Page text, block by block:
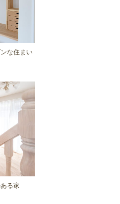
な住まい
る家